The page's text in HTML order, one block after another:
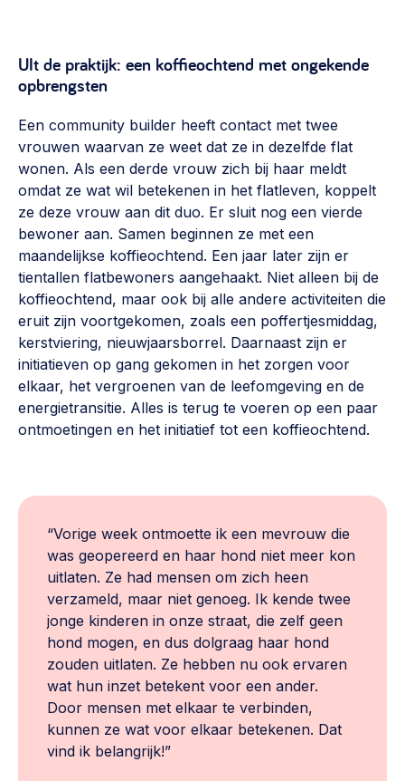
Meebeslissen
Samenwerken en lokale politiek
Lobbyen, invloed uitoefenen, maatschappelijke impact >
Omgevingswet en gebiedsontwikkeling
invoering omgevingswet, participatie,
gebiedsontwikkeling>
UIt de praktijk: een koffieochtend met ongekende
opbrengsten
Een community builder heeft contact met twee
vrouwen waarvan ze weet dat ze in dezelfde flat
wonen. Als een derde vrouw zich bij haar meldt
omdat ze wat wil betekenen in het flatleven, koppelt
ze deze vrouw aan dit duo. Er sluit nog een vierde
bewoner aan. Samen beginnen ze met een
maandelijkse koffieochtend. Een jaar later zijn er
tientallen flatbewoners aangehaakt. Niet alleen bij de
koffieochtend, maar ook bij alle andere activiteiten die
eruit zijn voortgekomen, zoals een poffertjesmiddag,
kerstviering, nieuwjaarsborrel. Daarnaast zijn er
initiatieven op gang gekomen in het zorgen voor
elkaar, het vergroenen van de leefomgeving en de
energietransitie. Alles is terug te voeren op een paar
ontmoetingen en het initiatief tot een koffieochtend.
“Vorige week ontmoette ik een mevrouw die
was geopereerd en haar hond niet meer kon
uitlaten. Ze had mensen om zich heen
verzameld, maar niet genoeg. Ik kende twee
jonge kinderen in onze straat, die zelf geen
hond mogen, en dus dolgraag haar hond
zouden uitlaten. Ze hebben nu ook ervaren
wat hun inzet betekent voor een ander.
Door mensen met elkaar te verbinden,
kunnen ze wat voor elkaar betekenen. Dat
vind ik belangrijk!”